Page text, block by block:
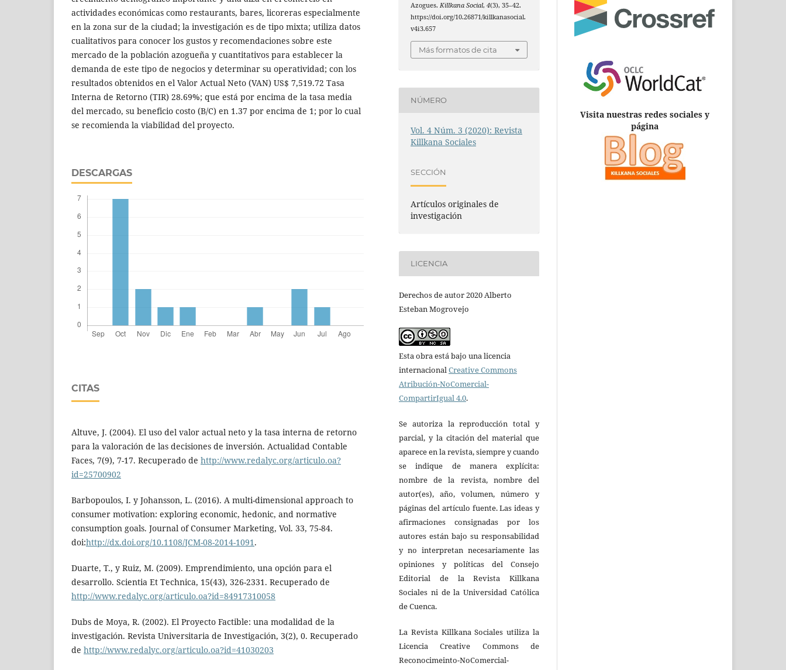
actividades económicas como restaurants, bares, licoreras especialmente
en la zona sur de la ciudad; la investigación es de tipo mixta; utiliza datos
cualitativos para conocer los gustos y recomendaciones sobre este
mercado de la población azogueña y cuantitativos para establecer la
demanda de este tipo de negocios y determinar su operatividad; con los
resultados obtenidos en el Valor Actual Neto (VAN) US$ 7,519.72 Tasa
Interna de Retorno (TIR) 28.69%; que está por encima de la tasa media
del mercado, su beneficio costo (B/C) en 1.37 por encima de 1; por lo cual
se recomienda la viabilidad del proyecto.
DESCARGAS
CITAS
Altuve, J. (2004). El uso del valor actual neto y la tasa interna de retorno
para la valoración de las decisiones de inversión. Actualidad Contable
Faces, 7(9), 7-17. Recuperado de http://www.redalyc.org/articulo.oa?
id=25700902
Barbopoulos, I. y Johansson, L. (2016). A multi-dimensional approach to
consumer motivation: exploring economic, hedonic, and normative
consumption goals. Journal of Consumer Marketing, Vol. 33, 75-84.
doi:http://dx.doi.org/10.1108/JCM-08-2014-1091.
Duarte, T., y Ruiz, M. (2009). Emprendimiento, una opción para el
desarrollo. Scientia Et Technica, 15(43), 326-2331. Recuperado de
http://www.redalyc.org/articulo.oa?id=84917310058
Dubs de Moya, R. (2002). El Proyecto Factible: una modalidad de la
investigación. Revista Universitaria de Investigación, 3(2), 0. Recuperado
de http://www.redalyc.org/articulo.oa?id=41030203
Azogues.Killkana Social,4(3), 35–42.
https://doi.org/10.26871/killkanasocial.
v4i3.657
Más formatos de cita
NÚMERO
Vol. 4 Núm. 3 (2020): Revista
Killkana Sociales
SECCIÓN
Artículos originales de
investigación
LICENCIA
Derechos de autor 2020 Alberto
Esteban Mogrovejo
Esta obra está bajo una licencia
internacionalCreative Commons
Atribución-NoComercial-
CompartirIgual 4.0.
Se autoriza la reproducción total y
parcial, y la citación del material que
aparece en la revista, siempre y cuando
se indique de manera explícita:
nombre de la revista, nombre del
autor(es), año, volumen, número y
páginas del artículo fuente. Las ideas y
afirmaciones consignadas por los
autores están bajo su responsabilidad
y no interpretan necesariamente las
opiniones y políticas del Consejo
Editorial de la Revista Killkana
Sociales ni de la Universidad Católica
de Cuenca.
La Revista Killkana Sociales utiliza la
Licencia Creative Commons de
Reconocimeinto-NoComercial-
Visita nuestras redes sociales y
página